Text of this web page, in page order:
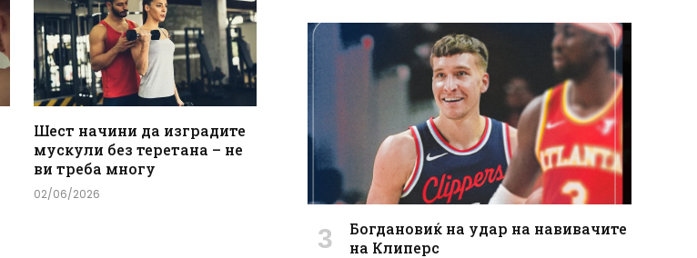
Шест начини да изградите
мускули без теретана – не
ви треба многу
02/06/2026
Богдановиќ на удар на навивачите
на Клиперс